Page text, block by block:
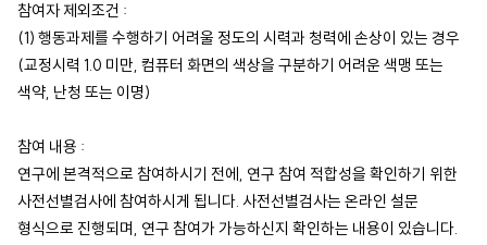
참여자 제외조건 :
(1) 행동과제를 수행하기 어려울 정도의 시력과 청력에 손상이 있는 경우
(교정시력 1.0 미만, 컴퓨터 화면의 색상을 구분하기 어려운 색맹 또는
색약, 난청 또는 이명)
참여 내용 :
연구에 본격적으로 참여하시기 전에, 연구 참여 적합성을 확인하기 위한
사전선별검사에 참여하시게 됩니다. 사전선별검사는 온라인 설문
형식으로 진행되며, 연구 참여가 가능하신지 확인하는 내용이 있습니다.